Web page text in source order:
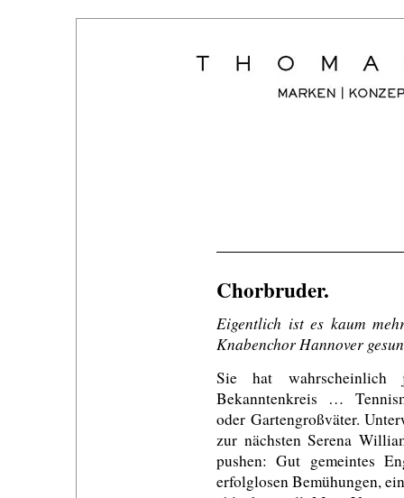
Chorbruder.
Eigentlich ist es kaum
Knabenchor Hannover
Sie hat wahrscheinlich
Bekanntenkreis …
oder Gartengroßväter.
zur nächsten Serena
pushen: Gut gemeintes
erfolglosen Bemühungen,